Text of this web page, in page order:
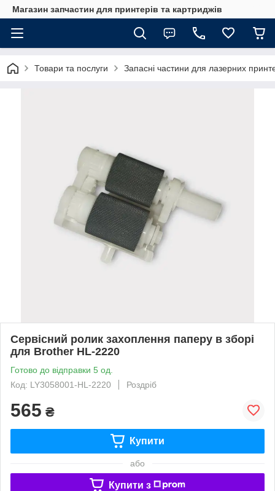
Магазин запчастин для принтерів та картриджів
Товари та послуги Запасні частини для лазерних
Сервісний ролик захоплення паперу в зборі
для Brother HL-2220
Готово до відправки 5 од.
Код: LY3058001-HL-2220
Роздріб
565 ₴
Купити
або
Купити з